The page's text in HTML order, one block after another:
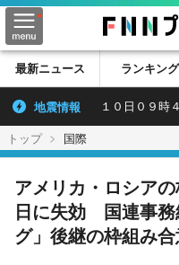
最新ニュース ランキング
地震情報 １０日０９時
トップ 国際
アメリカ・ロシア
日に失効 国連事務
グ」後継の枠組み